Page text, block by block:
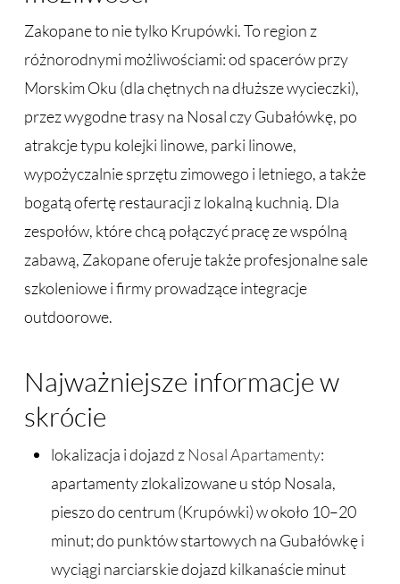
Zakopane to nie tylko Krupówki. To region z
różnorodnymi możliwościami: od spacerów przy
Morskim Oku (dla chętnych na dłuższe wycieczki),
przez wygodne trasy na Nosal czy Gubałówkę, po
atrakcje typu kolejki linowe, parki linowe,
wypożyczalnie sprzętu zimowego i letniego, a także
bogatą ofertę restauracji z lokalną kuchnią. Dla
zespołów, które chcą połączyć pracę ze wspólną
zabawą, Zakopane oferuje także profesjonalne sale
szkoleniowe i firmy prowadzące integracje
outdoorowe.
Najważniejsze informacje w
skrócie
lokalizacja i dojazd z Nosal Apartamenty:
apartamenty zlokalizowane u stóp Nosala,
pieszo do centrum (Krupówki) w około 10–20
minut; do punktów startowych na Gubałówkę i
wyciągi narciarskie dojazd kilkanaście minut